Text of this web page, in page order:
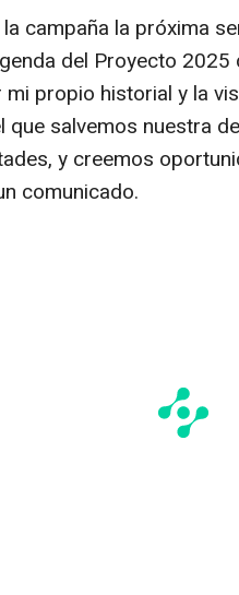
campaña la próxima
del Proyecto
propio historial y la
que salvemos nuestra
y creemos
comunicado.